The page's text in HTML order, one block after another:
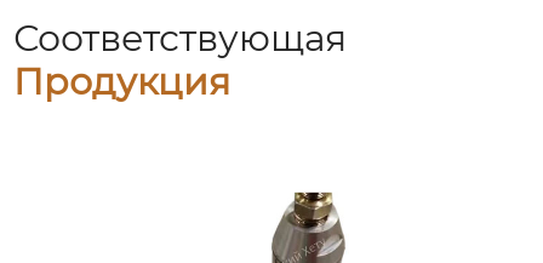
Соответствующая
Продукция